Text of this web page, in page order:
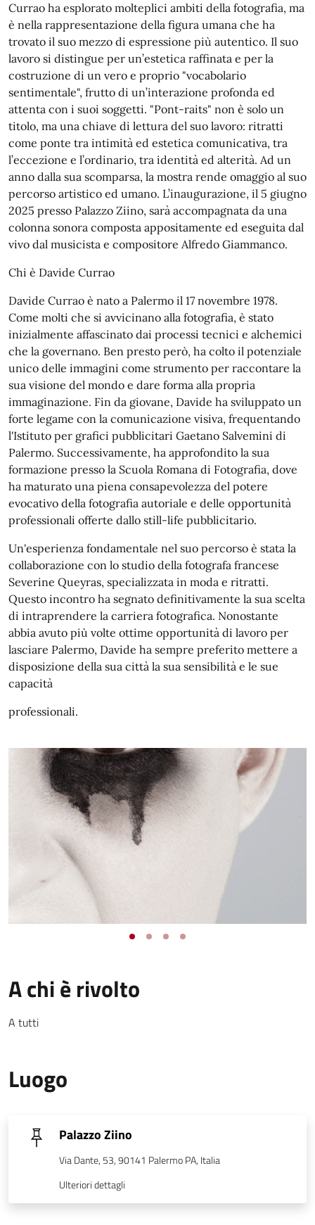
Currao ha esplorato molteplici ambiti della fotografia, ma
è nella rappresentazione della figura umana che ha
trovato il suo mezzo di espressione più autentico. Il suo
lavoro si distingue per un’estetica raffinata e per la
costruzione di un vero e proprio "vocabolario
sentimentale", frutto di un’interazione profonda ed
attenta con i suoi soggetti. "Pont-raits" non è solo un
titolo, ma una chiave di lettura del suo lavoro: ritratti
come ponte tra intimità ed estetica comunicativa, tra
l’eccezione e l’ordinario, tra identità ed alterità. Ad un
anno dalla sua scomparsa, la mostra rende omaggio al suo
percorso artistico ed umano. L’inaugurazione, il 5 giugno
2025 presso Palazzo Ziino, sarà accompagnata da una
colonna sonora composta appositamente ed eseguita dal
vivo dal musicista e compositore Alfredo Giammanco.
Chi è Davide Currao
Davide Currao è nato a Palermo il 17 novembre 1978.
Come molti che si avvicinano alla fotografia, è stato
inizialmente affascinato dai processi tecnici e alchemici
che la governano. Ben presto però, ha colto il potenziale
unico delle immagini come strumento per raccontare la
sua visione del mondo e dare forma alla propria
immaginazione. Fin da giovane, Davide ha sviluppato un
forte legame con la comunicazione visiva, frequentando
l'Istituto per grafici pubblicitari Gaetano Salvemini di
Palermo. Successivamente, ha approfondito la sua
formazione presso la Scuola Romana di Fotografia, dove
ha maturato una piena consapevolezza del potere
evocativo della fotografia autoriale e delle opportunità
professionali offerte dallo still-life pubblicitario.
Un'esperienza fondamentale nel suo percorso è stata la
collaborazione con lo studio della fotografa francese
Severine Queyras, specializzata in moda e ritratti.
Questo incontro ha segnato definitivamente la sua scelta
di intraprendere la carriera fotografica. Nonostante
abbia avuto più volte ottime opportunità di lavoro per
lasciare Palermo, Davide ha sempre preferito mettere a
disposizione della sua città la sua sensibilità e le sue
capacità
professionali.
A chi è rivolto
A tutti
Luogo
Palazzo Ziino
Via Dante, 53, 90141 Palermo PA, Italia
Ulteriori dettagli